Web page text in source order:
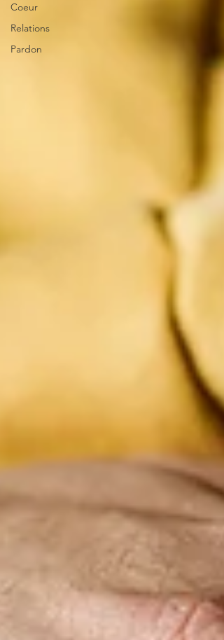
Coeur
Relations
Pardon